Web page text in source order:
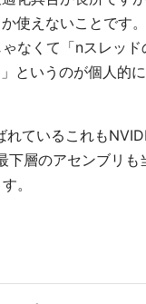
使えないことです
なくて「nスレッ
というのが個人的
れているこれも
下層のアセンブリも
。